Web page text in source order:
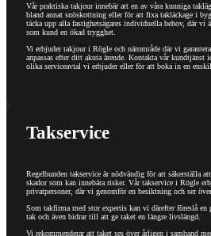
Vår praktiska takjour innebär att en av våra kunniga
bland annat snöskottning eller för att fixa takläckage i
täcka upp alla fastighetsägares individuella behov, där vi
som kund en ökad trygghet.
Vi erbjuder takjour i Rögle och närområde där vi
anpassas efter ditt akuta ärende. Kontakta vår
olika serviceavtal vi erbjuder eller för att boka in en
Takservice
Regelbunden takservice är nödvändig för att säkerställa
skador som kan innebära risker. Vår takservice i Rögle
privatpersoner, där vi genomför en besiktning och ser
Som takfirma med stor expertis kan vi därefter föreslå en
tak och även bidrar till att ge taket en längre livslängd.
Vi rekommenderar att taket ses över årligen i samband